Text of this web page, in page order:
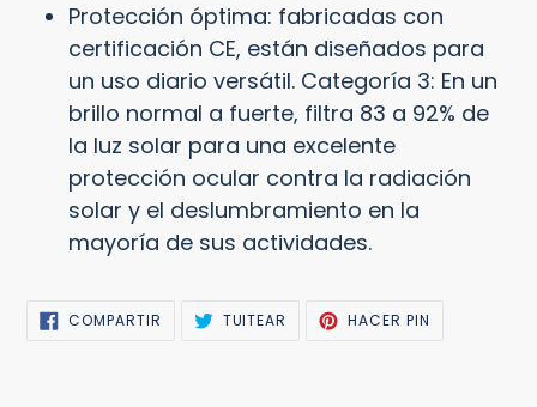
Protección óptima: fabricadas con
certificación CE, están diseñados para
un uso diario versátil. Categoría 3: En un
brillo normal a fuerte, filtra 83 a 92% de
la luz solar para una excelente
protección ocular contra la radiación
solar y el deslumbramiento en la
mayoría de sus actividades.
COMPARTIR COMPARTIRTUITEAR TUITEARHACER PIN